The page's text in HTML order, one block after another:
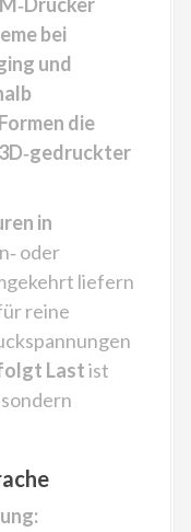
bei
und
die
in
oder
liefern
reine
Lastist